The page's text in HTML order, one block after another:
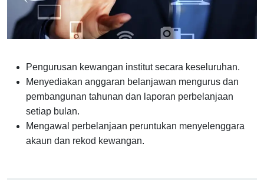
Pengurusan kewangan institut secara keseluruhan.
Menyediakan anggaran belanjawan mengurus dan
pembangunan tahunan dan laporan perbelanjaan
setiap bulan.
Mengawal perbelanjaan peruntukan menyelenggara
akaun dan rekod kewangan.